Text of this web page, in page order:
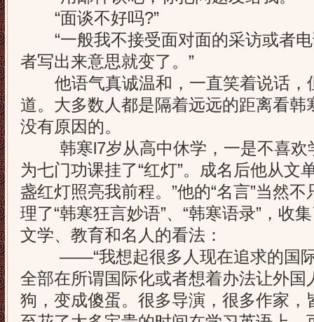
“面谈不好吗?”
“一般我不接受面对面的采访或者电
者写出来意思就变了。”
他语气真诚温和，一直笑着说话，
道。大多数人都是隔着远远的距离看韩
没有原因的。
韩寒l7岁从高中休学，一是不喜欢
为七门功课挂了“红灯”。成名后他从文
盏红灯照亮我前程。”他的“名言”当然
理了“韩寒狂言妙语”、“韩寒语录”，收
文学、教育和名人的看法：
——“我想起很多人现在追求的国际
全部在所谓国际化或者想着办法让外国
狗，变成傻蛋。很多导演，很多作家，